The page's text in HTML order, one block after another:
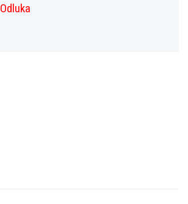
Odluka